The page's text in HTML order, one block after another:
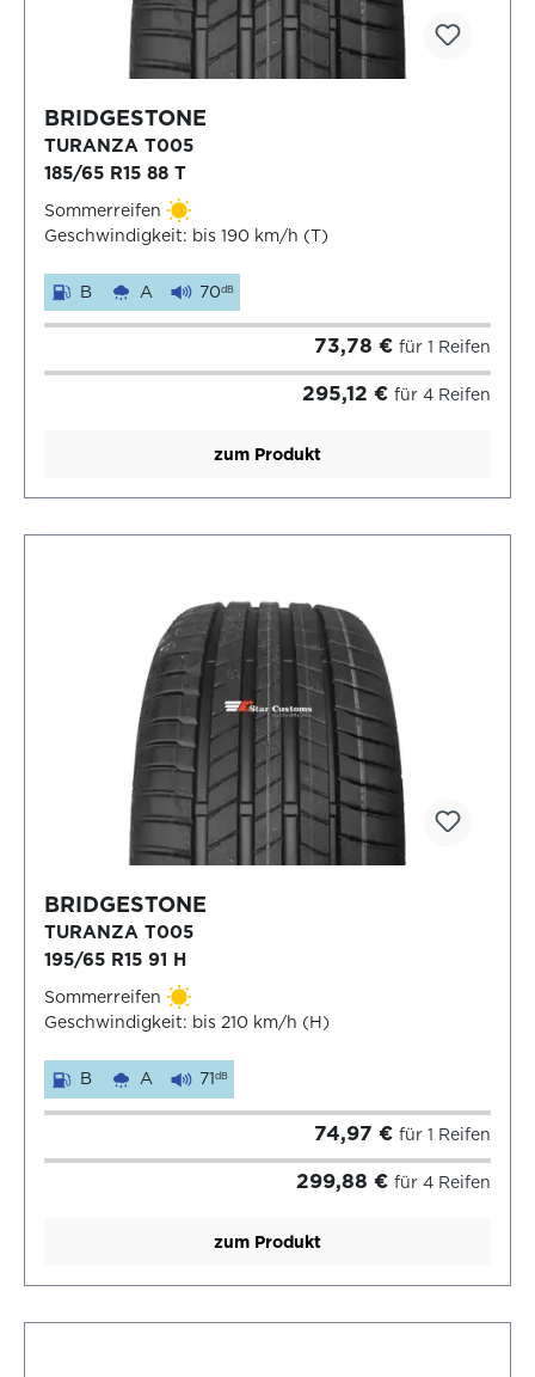
BRIDGESTONE
TURANZA T005
185/65 R15 88 T
Sommerreifen
Geschwindigkeit: bis 190 km/h (T)
B A 70dB
73,78 € für 1 Reifen
295,12 € für 4 Reifen
zum Produkt
BRIDGESTONE
TURANZA T005
195/65 R15 91 H
Sommerreifen
Geschwindigkeit: bis 210 km/h (H)
B A 71dB
74,97 € für 1 Reifen
299,88 € für 4 Reifen
zum Produkt